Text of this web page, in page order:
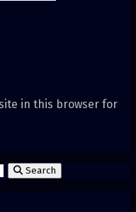
in this browser for
Search